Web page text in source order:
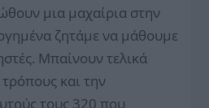
μια μαχαίρια στην
ζητάμε να μάθουμε
Μπαίνουν τελικά
και την
τους 320 που